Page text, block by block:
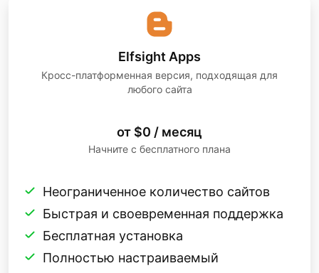
Elfsight Apps
Кросс-платформенная версия, подходящая для
любого сайта
от $0 / месяц
Начните с бесплатного плана
Неограниченное количество сайтов
Быстрая и своевременная поддержка
Бесплатная установка
Полностью настраиваемый